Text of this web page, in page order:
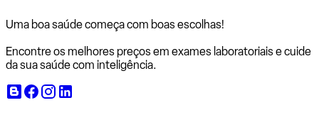
Uma boa saúde começa com boas escolhas!
Encontre os melhores preços em exames laboratoriais e cuide
da sua saúde com inteligência.